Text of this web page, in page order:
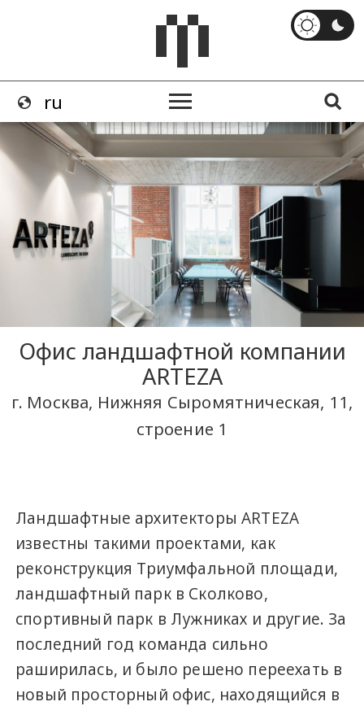
Офис ландшафтной компании
ARTEZA
г. Москва, Нижняя Сыромятническая, 11,
строение 1
Ландшафтные архитекторы ARTEZA
известны такими проектами, как
реконструкция Триумфальной площади,
ландшафтный парк в Сколково,
спортивный парк в Лужниках и другие. За
последний год команда сильно
раширилась, и было решено переехать в
новый просторный офис, находящийся в